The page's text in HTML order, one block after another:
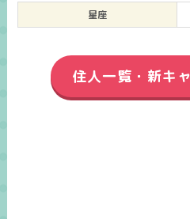
星座
住人一覧・新キ